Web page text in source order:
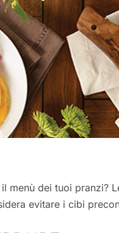
menù dei tuoi pranzi?
evitare i cibi